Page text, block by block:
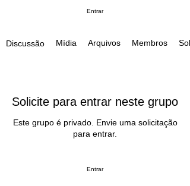
Entrar
Discussão Mídia Arquivos Membros
Solicite para entrar neste grupo
Este grupo é privado. Envie uma solicitação
para entrar.
Entrar